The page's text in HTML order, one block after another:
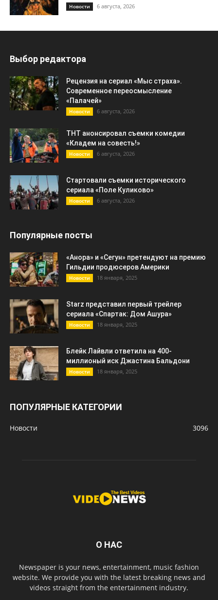
Новости 6 августа, 2026
Выбор редактора
Рецензия на сериал «Мыс страха».
Современное переосмысление
«Палачей»
Новости 6 августа, 2026
ТНТ анонсировал съемки комедии
«Кладем на совесть!»
Новости 6 августа, 2026
Стартовали съемки исторического
сериала «Поле Куликово»
Новости 6 августа, 2026
Популярные посты
«Анора» и «Сегун» претендуют на премию
Гильдии продюсеров Америки
Новости 18 января, 2025
Starz представил первый трейлер
сериала «Спартак: Дом Ашура»
Новости 18 января, 2025
Блейк Лайвли ответила на 400-
миллионый иск Джастина Бальдони
Новости 18 января, 2025
ПОПУЛЯРНЫЕ КАТЕГОРИИ
Новости 3096
О НАС
Newspaper is your news, entertainment, music fashion
website. We provide you with the latest breaking news and
videos straight from the entertainment industry.